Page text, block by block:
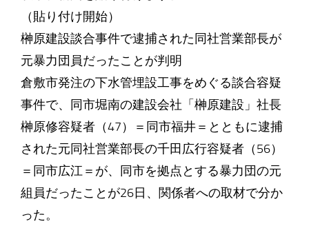
（貼り付け開始）
榊原建設談合事件で逮捕された同社営業部長が
元暴力団員だったことが判明
倉敷市発注の下水管埋設工事をめぐる談合容疑
事件で、同市堀南の建設会社「榊原建設」社長
榊原修容疑者（47）＝同市福井＝とともに逮捕
された元同社営業部長の千田広行容疑者（56）
＝同市広江＝が、同市を拠点とする暴力団の元
組員だったことが26日、関係者への取材で分か
った。